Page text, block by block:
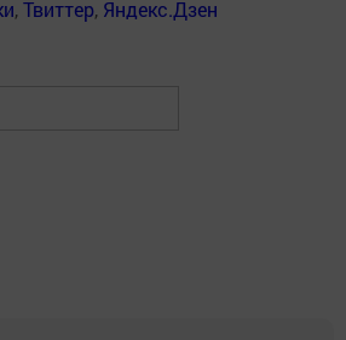
,Твиттер, Яндекс.Дзен